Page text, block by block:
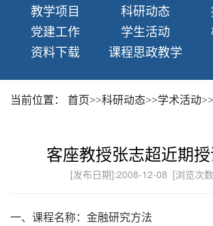
教学项目
科研动态
党建工作
学生活动
资料下载
课程思政教学
当前位置： 首页>>科研动态>>学术活动>>
客座教授张志超近期
[发布日期]:2008-12-08 [浏览次
一、课程名称：金融研究方法